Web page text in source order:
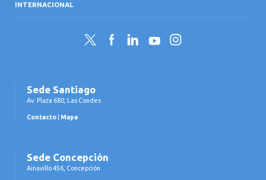
INTERNACIONAL
Twitter FacebookLinkedInYouTubeInstagram
Sede Santiago
Av. Plaza 680, Las Condes
Contacto Mapa
Sede Concepción
Ainavillo 456, Concepción